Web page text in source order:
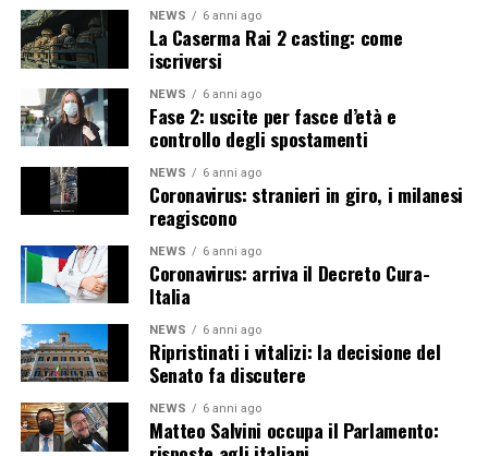
NEWS 6 anni ago
La Caserma Rai 2 casting: come
iscriversi
NEWS 6 anni ago
Fase 2: uscite per fasce d’età e
controllo degli spostamenti
NEWS 6 anni ago
Coronavirus: stranieri in giro, i milanesi
reagiscono
NEWS 6 anni ago
Coronavirus: arriva il Decreto Cura-
Italia
NEWS 6 anni ago
Ripristinati i vitalizi: la decisione del
Senato fa discutere
NEWS 6 anni ago
Matteo Salvini occupa il Parlamento: